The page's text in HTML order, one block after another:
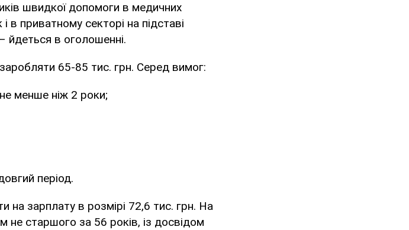
швидкої допомоги в медичних
приватному секторі на підставі
йдеться в оголошенні.
65-85 тис. грн. Серед вимог:
менше ніж 2 роки;
період.
на зарплату в розмірі 72,6 тис. грн. На
не старшого за 56 років, із досвідом